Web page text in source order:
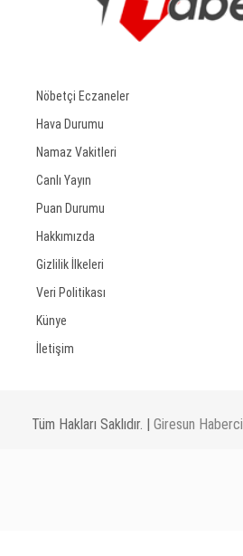
Nöbetçi Eczaneler
Hava Durumu
Namaz Vakitleri
Canlı Yayın
Puan Durumu
Hakkımızda
Gizlilik İlkeleri
Veri Politikası
Künye
İletişim
Tüm Hakları Saklıdır. | Giresun Haberci